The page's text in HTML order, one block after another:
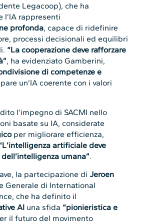
Legacoop), che ha
l’IA rappresenti
profonda, capace di ridefinire
processi decisionali ed equilibri
“La cooperazione deve rafforzare
, ha evidenziato Gamberini,
di competenze e
un’IA coerente con i valori
l’impegno di SACMI nello
basate su IA, considerate
per migliorare efficienza,
artificiale deve
umana”.
la partecipazione diJeroen
Generale di International
che ha definito il
AI una sfida “pionieristica e
il futuro del movimento